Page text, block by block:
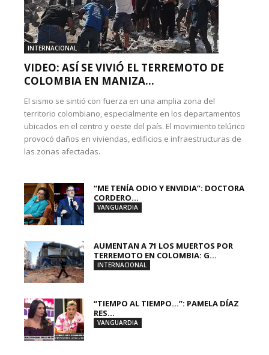
INTERNACIONAL
VIDEO: ASÍ SE VIVIÓ EL TERREMOTO DE
COLOMBIA EN MANIZA...
El sismo se sintió con fuerza en una amplia zona del
territorio colombiano, especialmente en los departamentos
ubicados en el centro y oeste del país. El movimiento telúrico
provocó daños en viviendas, edificios e infraestructuras de
las zonas afectadas.
“ME TENÍA ODIO Y ENVIDIA”: DOCTORA
CORDERO...
VANGUARDIA
AUMENTAN A 71 LOS MUERTOS POR
TERREMOTO EN COLOMBIA: G...
INTERNACIONAL
“TIEMPO AL TIEMPO…”: PAMELA DÍAZ
RES...
VANGUARDIA